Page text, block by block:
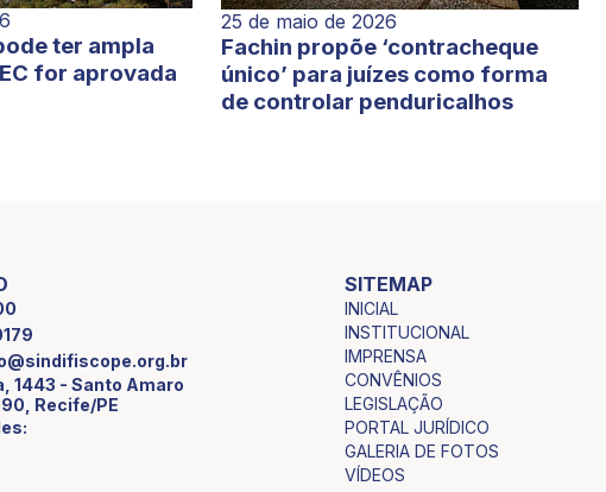
ter ampla
for aprovada
25 de maio de 2026
Fachin propõe ‘contracheque
único’ para juízes como forma
de controlar penduricalhos
1443 - Santo Amaro
Recife/PE
SITEMAP
INICIAL
INSTITUCIONAL
IMPRENSA
CONVÊNIOS
LEGISLAÇÃO
PORTAL JURÍDICO
GALERIA DE FOTOS
VÍDEOS